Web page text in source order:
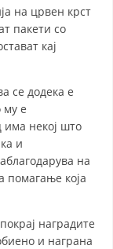
на црвен крст
пакети со
кај
се додека е
му е
има некој што
и
на
помагање која
наградите
и награна